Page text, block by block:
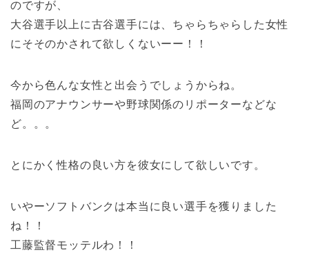
のですが、
大谷選手以上に古谷選手には、ちゃらちゃらした女性
にそそのかされて欲しくないーー！！
今から色んな女性と出会うでしょうからね。
福岡のアナウンサーや野球関係のリポーターなどな
ど。。。
とにかく性格の良い方を彼女にして欲しいです。
いやーソフトバンクは本当に良い選手を獲りました
ね！！
工藤監督モッテルわ！！